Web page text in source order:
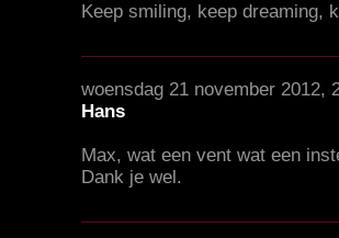
Keep smiling, keep dreaming,
woensdag 21 november 2012,
Hans
Max, wat een vent wat een
Dank je wel.